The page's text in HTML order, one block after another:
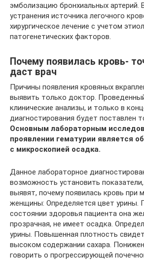
эмболизацию бронхиальных артерий.
устранения источника легочного
хирургическое лечение с учетом
патогенетических факторов.
Почему появилась кровь-
даст врач
Причины появления кровяных
выявить только доктор.
клинические анализы, и только в
диагностирования будет поставлен
Основным лабораторным
проявлении гематурии является
с микроскопией осадка.
Данное лабораторное
возможность установить
выявят, почему появилась кровь при
женщины: Определяется цвет урины.
состоянии здоровья пациента она
прозрачная, не имеет осадка.
урины. Повышенная плотность
высоком содержании сахара.
говорить о прогрессирующей